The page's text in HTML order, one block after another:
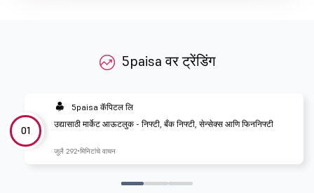
5paisa वर ट्रेंडिंग
01
5paisa कॅपिटल लि
उद्यासाठी मार्केट आऊटलुक - निफ्टी, बँक निफ्टी, सेन्सेक्स आणि फिननिफ्टी
जुलै 292 मिनिटांचे वाचन